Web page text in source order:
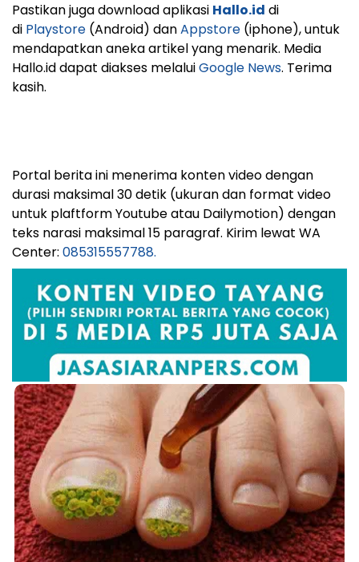
Pastikan juga download aplikasi Hallo.id di
di Playstore (Android) danAppstore (iphone), untuk
mendapatkan aneka artikel yang menarik. Media
Hallo.id dapat diakses melaluiGoogle News. Terima
kasih.
Portal berita ini menerima konten video dengan
durasi maksimal 30 detik (ukuran dan format video
untuk plaftform Youtube atau Dailymotion) dengan
teks narasi maksimal 15 paragraf. Kirim lewat WA
Center: 085315557788.